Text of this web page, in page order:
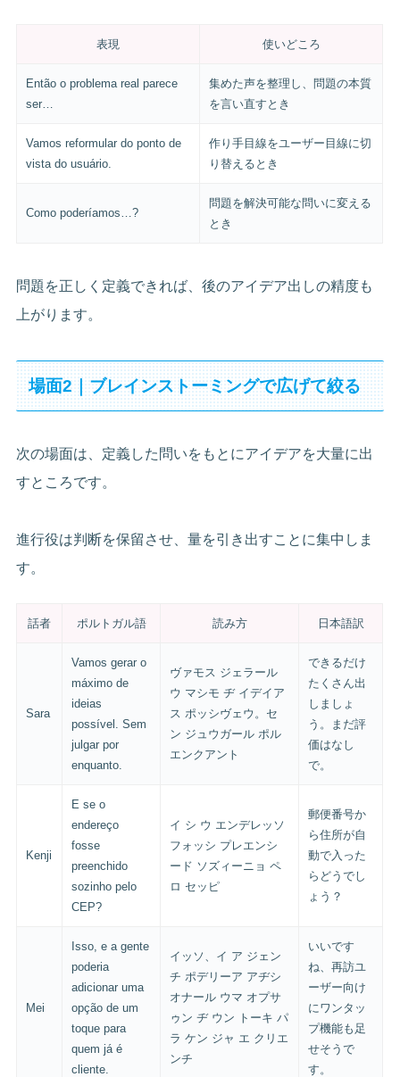
表現 使いどころ
Então o problema real parece
ser…
集めた声を整理し、問題の本質
を言い直すとき
Vamos reformular do ponto de
vista do usuário.
作り手目線をユーザー目線に切
り替えるとき
Como poderíamos…?
問題を解決可能な問いに変える
とき
問題を正しく定義できれば、後のアイデア出しの精度も
上がります。
場面2｜ブレインストーミングで広げて絞る
次の場面は、定義した問いをもとにアイデアを大量に出
すところです。
進行役は判断を保留させ、量を引き出すことに集中しま
す。
話者 ポルトガル語 読み方 日本語訳
Sara
Vamos gerar o
máximo de
ideias
possível. Sem
julgar por
enquanto.
ヴァモス ジェラール
ウ マシモ ヂ イデイア
ス ポッシヴェウ。セ
ン ジュウガール ポル
エンクアント
できるだけ
たくさん出
しましょ
う。まだ評
価はなし
で。
Kenji
E se o
endereço
fosse
preenchido
sozinho pelo
CEP?
イ シ ウ エンデレッソ
フォッシ プレエンシ
ード ソズィーニョ ペ
ロ セッピ
郵便番号か
ら住所が自
動で入った
らどうでし
ょう？
Mei
Isso, e a gente
poderia
adicionar uma
opção de um
toque para
quem já é
cliente.
イッソ、イ ア ジェン
チ ポデリーア アヂシ
オナール ウマ オプサ
ゥン ヂ ウン トーキ パ
ラ ケン ジャ エ クリエ
ンチ
いいです
ね、再訪ユ
ーザー向け
にワンタッ
プ機能も足
せそうで
す。